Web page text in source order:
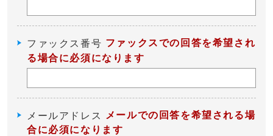
ファックス番号 ファックスでの回答を希望され
る場合に必須になります
メールアドレス
メールでの回答を希望される場
合に必須になります